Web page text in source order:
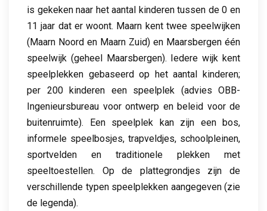
is gekeken naar het aantal kinderen tussen de 0 en
11 jaar dat er woont. Maarn kent twee speelwijken
(Maarn Noord en Maarn Zuid) en Maarsbergen één
speelwijk (geheel Maarsbergen). Iedere wijk kent
speelplekken gebaseerd op het aantal kinderen;
per 200 kinderen een speelplek (advies OBB-
Ingenieursbureau voor ontwerp en beleid voor de
buitenruimte). Een speelplek kan zijn een bos,
informele speelbosjes, trapveldjes, schoolpleinen,
sportvelden en traditionele plekken met
speeltoestellen. Op de plattegrondjes zijn de
verschillende typen speelplekken aangegeven (zie
de legenda).